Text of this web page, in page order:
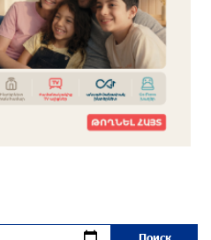
Чалабяна дошел до
«Паст»
30 дней назад
деле ожидает общество?
оппозиции - пустая